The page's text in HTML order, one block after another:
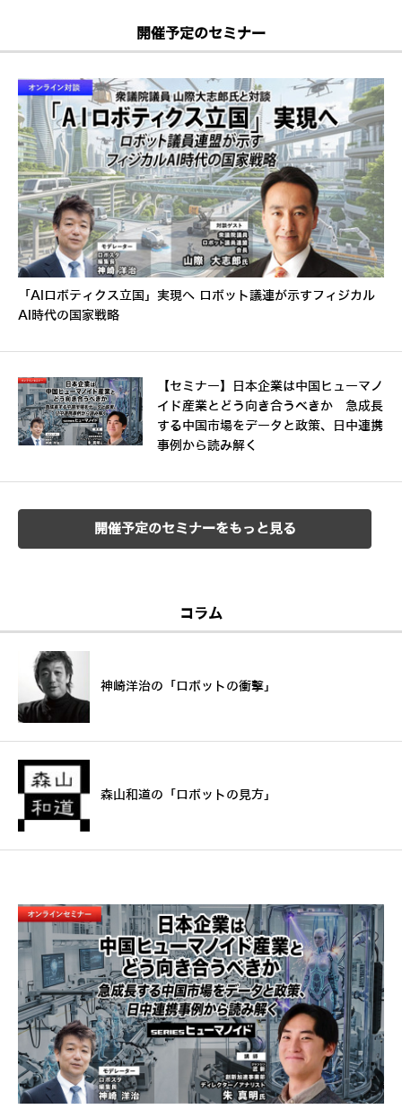
開催予定のセミナー
「AIロボティクス立国」実現へ ロボット議連が示すフィジカル
AI時代の国家戦略
【セミナー】日本企業は中国ヒューマノ
イド産業とどう向き合うべきか 急成長
する中国市場をデータと政策、日中連携
事例から読み解く
開催予定のセミナーをもっと見る
コラム
神崎洋治の「ロボットの衝撃」
森山和道の「ロボットの見方」